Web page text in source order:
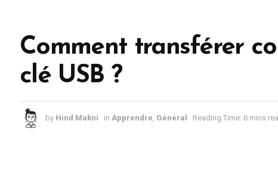
Comment transférer
clé USB ?
by Hind Makni in Apprendre Général Reading Time: 6 mins